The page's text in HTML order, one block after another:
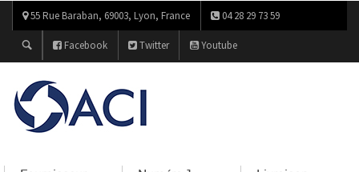
55 Rue Baraban, 69003, Lyon, France 04 28 29 73 59
Facebook Twitter Youtube